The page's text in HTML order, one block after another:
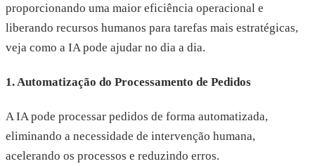
proporcionando uma maior eficiência operacional e
liberando recursos humanos para tarefas mais estratégicas,
veja como a IA pode ajudar no dia a dia.
1. Automatização do Processamento de Pedidos
A IA pode processar pedidos de forma automatizada,
eliminando a necessidade de intervenção humana,
acelerando os processos e reduzindo erros.